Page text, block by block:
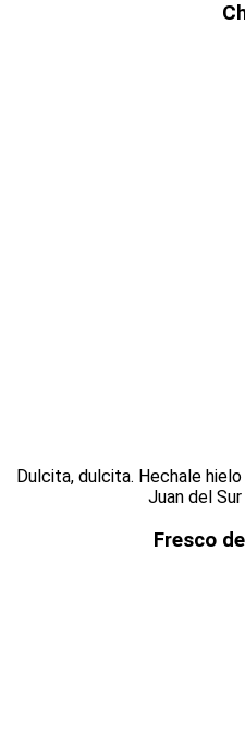
Dulcita, dulcita. Hechale
Juan del
Fresco